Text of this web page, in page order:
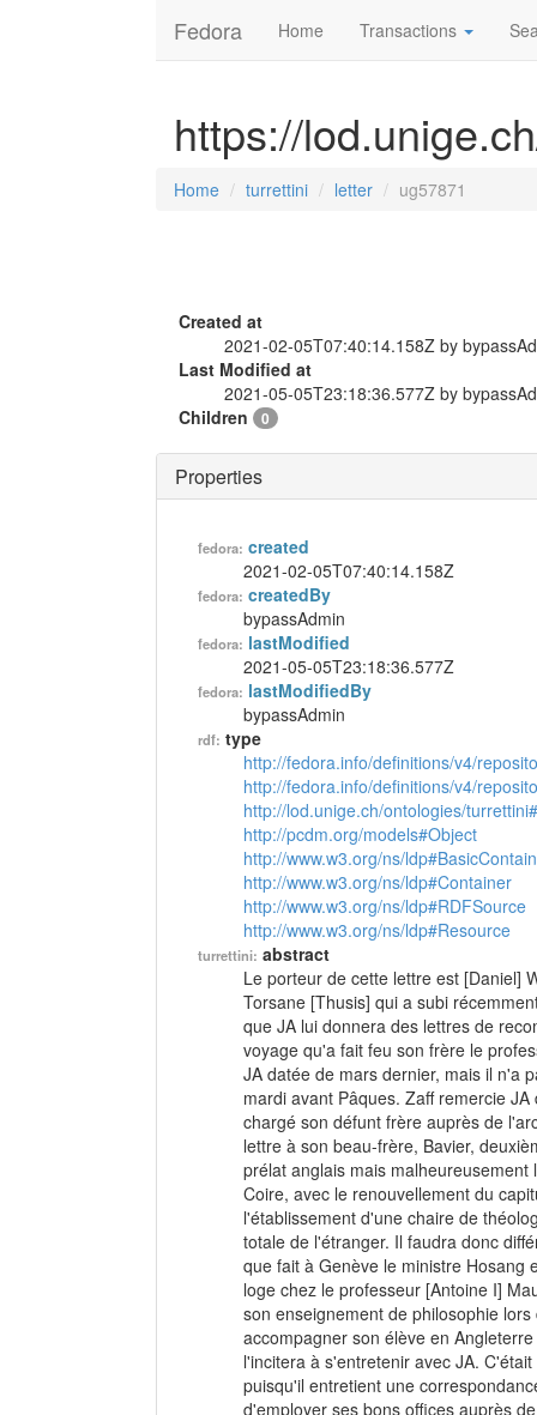
Fedora Home Transactions
https://
Home turrettini letter ug57871
Created at
2021-02-05T07:40:14.158Z by
Last Modified at
2021-05-05T23:18:36.577Z by
Children
0
Properties
fedora: created
2021-02-05T07:40:14.158Z
fedora: createdBy
bypassAdmin
fedora: lastModified
2021-05-05T23:18:36.577Z
fedora: lastModifiedBy
bypassAdmin
rdf: type
http://fedora.info/definitions/v4/
http://fedora.info/definitions/v4/
http://lod.unige.ch/ontologies/
http://pcdm.org/models#Object
http://www.w3.org/ns/
http://www.w3.org/ns/ldp#Container
http://www.w3.org/ns/ldp#RDFSource
http://www.w3.org/ns/ldp#Resource
turrettini: abstract
Le porteur de cette lettre est [Daniel]
Torsane [Thusis] qui a subi
que JA lui donnera des lettres de
voyage qu'a fait feu son frère le
JA datée de mars dernier, mais il n'a
mardi avant Pâques. Zaff remercie
chargé son défunt frère auprès de
lettre à son beau-frère, Bavier,
prélat anglais mais
Coire, avec le renouvellement du
l'établissement d'une chaire de
totale de l'étranger. Il faudra donc
que fait à Genève le ministre Hosang
loge chez le professeur [Antoine I]
son enseignement de philosophie
accompagner son élève en
l'incitera à s'entretenir avec JA.
puisqu'il entretient une
d'employer ses bons offices auprès